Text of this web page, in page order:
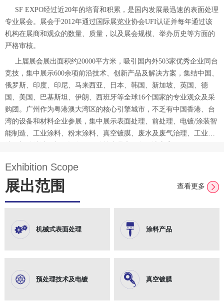
SF EXPO经过近20年的培育和积累，是国内发展最迅速的表面处理
专业展会。展会于2012年通过国际展览业协会UFI认证并每年通过该
机构在展商和观众的数量、质量，以及展会规模、举办历史等方面的
严格审核。
上届展会展出面积约20000平方米，吸引国内外503家优秀企业同台
竞技，集中展示600余项前沿技术、创新产品及解决方案，集结中国、
俄罗斯、印度、印尼、马来西亚、日本、韩国、新加坡、英国、德
国、美国、巴基斯坦、伊朗、西班牙等全球16个国家的专业观众及采
购团。广州作为粤港澳大湾区的核心引擎城市，不乏有中国香港、台
湾的设备和材料企业参展，集中展示表面处理、前处理、电镀/涂装智
能制造、工业涂料、粉末涂料、真空镀膜、废水及废气治理、工业清
Exhibition Scope
展出范围 查看更多
机械式表面处理 涂料产品
预处理技术及电镀 真空镀膜